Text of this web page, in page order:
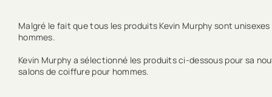
Malgré le fait que tous les produits Kevin Murphy sont
hommes.
Kevin Murphy a sélectionné les produits ci-dessous pour sa
salons de coiffure pour hommes.